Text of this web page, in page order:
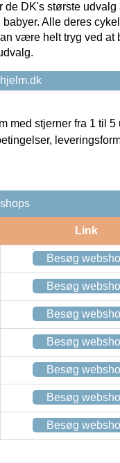
de DK's største udvalg
Alle deres
være helt tryg ved at
med stjerner fra 1 til 5
Link
Besøg
Besøg
Besøg
Besøg
Besøg
Besøg
Besøg